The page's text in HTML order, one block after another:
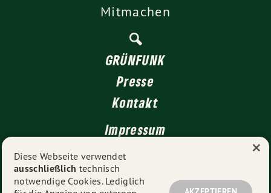
Mitmachen
GRÜNFUNK
Presse
Kontakt
Impressum
Datenschutz
Diese Webseite verwendet
ausschließlich technisch
notwendige Cookies. Lediglich
×